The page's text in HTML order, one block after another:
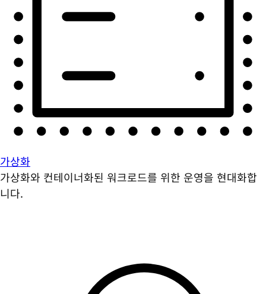
가상화
가상화와 컨테이너화된 워크로드를 위한 운영을 현대화합
니다.